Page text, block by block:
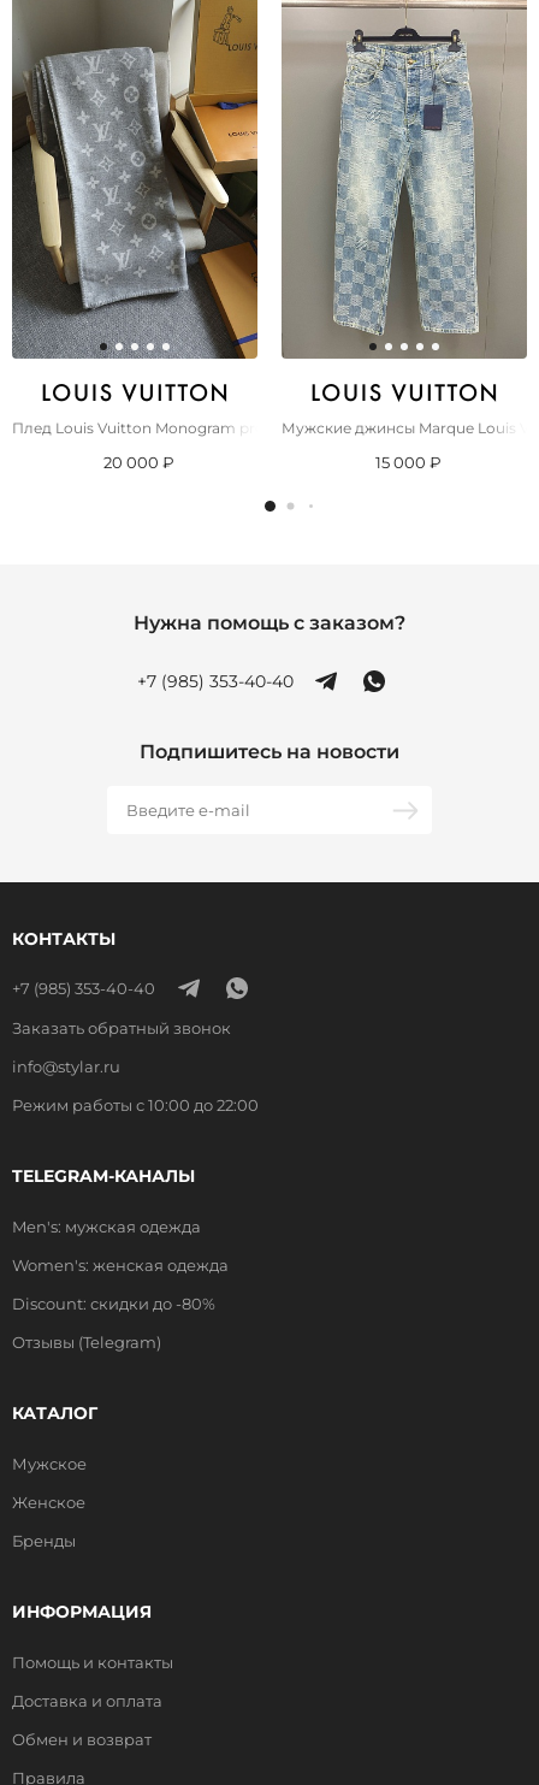
Плед Louis Vuitton Monogram premium 180x140 см
20 000 ₽
Мужские джинсы Marque Louis
15 000 ₽
Нужна помощь с заказом?
+7 (985) 353-40-40
Подпишитесь на новости
КОНТАКТЫ
+7 (985) 353-40-40
Заказать обратный звонок
info@stylar.ru
Режим работы с 10:00 до 22:00
TELEGRAM-КАНАЛЫ
Men's: мужская одежда
Women's: женская одежда
Discount: скидки до -80%
Отзывы (Telegram)
КАТАЛОГ
Мужское
Женское
Бренды
ИНФОРМАЦИЯ
Помощь и контакты
Доставка и оплата
Обмен и возврат
Правила